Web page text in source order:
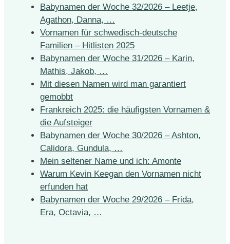
Babynamen der Woche 32/2026 – Leetje,
Agathon, Danna, …
Vornamen für schwedisch-deutsche
Familien – Hitlisten 2025
Babynamen der Woche 31/2026 – Karin,
Mathis, Jakob, …
Mit diesen Namen wird man garantiert
gemobbt
Frankreich 2025: die häufigsten Vornamen &
die Aufsteiger
Babynamen der Woche 30/2026 – Ashton,
Calidora, Gundula, …
Mein seltener Name und ich: Amonte
Warum Kevin Keegan den Vornamen nicht
erfunden hat
Babynamen der Woche 29/2026 – Frida,
Era, Octavia, …